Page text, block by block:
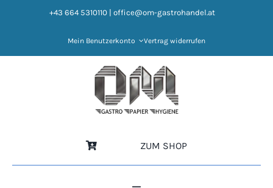
+43 664 5310110 office@om-gastrohandel.at
Mein Benutzerkonto Vertrag widerrufen
ZUM SHOP